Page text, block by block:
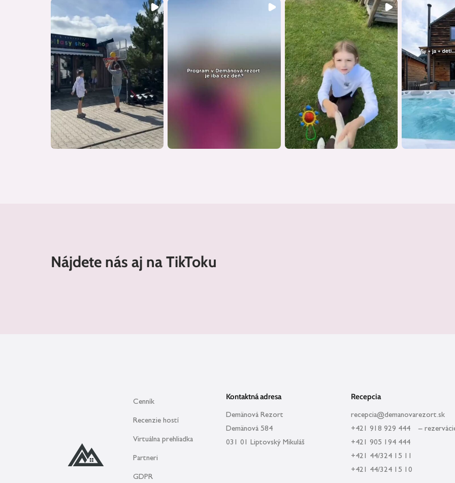
Nájdete nás aj na TikToku
Cenník
Recenzie hostí
Virtuálna prehliadka
Partneri
GDPR
Kontaktná adresa
Demänová Rezort
Demänová 584
031 01 Liptovský Mikuláš
Recepcia
recepcia@demanovarezort.sk
+421 918 929 444 –
+421 905 194 444
+421 44/324 15 11
+421 44/324 15 10